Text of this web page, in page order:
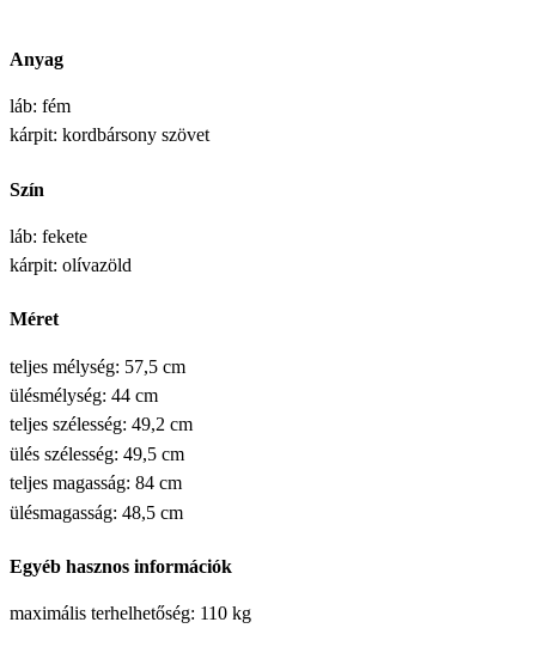
Anyag
láb: fém
kárpit: kordbársony szövet
Szín
láb: fekete
kárpit: olívazöld
Méret
teljes mélység: 57,5 cm
ülésmélység: 44 cm
teljes szélesség: 49,2 cm
ülés szélesség: 49,5 cm
teljes magasság: 84 cm
ülésmagasság: 48,5 cm
Egyéb hasznos információk
maximális terhelhetőség: 110 kg